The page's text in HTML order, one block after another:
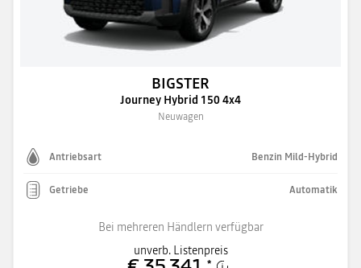
BIGSTER
Journey Hybrid 150 4x4
Neuwagen
Antriebsart Benzin Mild-Hybrid
Getriebe Automatik
Bei mehreren Händlern verfügbar
unverb. Listenpreis
*